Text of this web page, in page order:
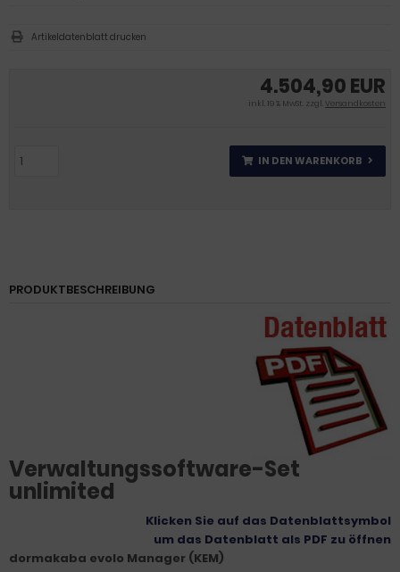
4.504,90 EUR
inkl. 19 % MwSt. zzgl.Versandkosten
IN DEN WARENKORB
Artikeldatenblatt drucken
PRODUKTBESCHREIBUNG
Verwaltungssoftware-Set
unlimited
Klicken Sie auf das Datenblattsymbol
um das Datenblatt als PDF zu öffnen
dormakaba evolo Manager (KEM)